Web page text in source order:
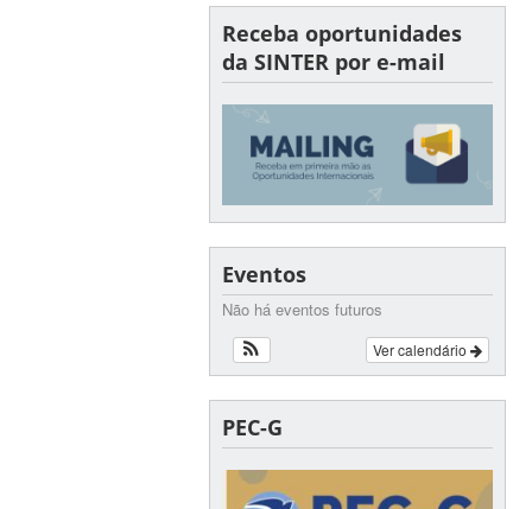
Receba oportunidades
da SINTER por e-mail
Eventos
Não há eventos futuros
Ver calendário
PEC-G